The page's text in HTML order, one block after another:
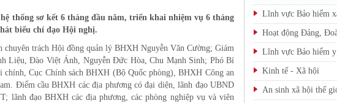
thống sơ kết 6 tháng đầu năm, triển khai nhiệm vụ 6 tháng
biểu chỉ đạo Hội nghị.
trách Hội đồng quản lý BHXH Nguyễn Văn Cường; Giám
Liệu, Đào Việt Ánh, Nguyễn Đức Hòa, Chu Mạnh Sinh; Phó Bí
Cục Chính sách BHXH (Bộ Quốc phòng), BHXH Công an
Điểm cầu BHXH các địa phương có đại diện, lãnh đạo UBND
lãnh đạo BHXH các địa phương, các phòng nghiệp vụ và viên
Lĩnh vực Bảo hiểm
Hoạt động Đảng,
Lĩnh vực Bảo hiểm
Kinh tế - Xã hội
An sinh xã hội thế